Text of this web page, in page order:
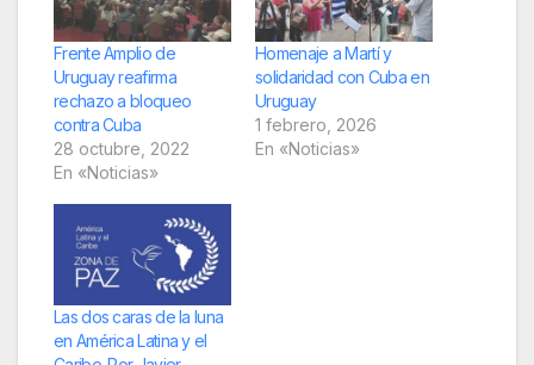
Frente Amplio de
Uruguay reafirma
rechazo a bloqueo
contra Cuba
28 octubre, 2022
En «Noticias»
Homenaje a Martí y
solidaridad con Cuba en
Uruguay
1 febrero, 2026
En «Noticias»
Las dos caras de la luna
en América Latina y el